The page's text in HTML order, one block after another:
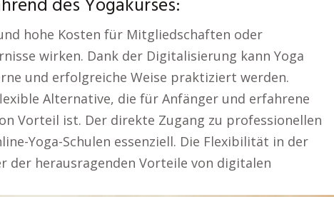
des Yogakurses:
hohe Kosten für Mitgliedschaften oder
wirken. Dank der Digitalisierung kann Yoga
und erfolgreiche Weise praktiziert werden.
Alternative, die für Anfänger und erfahrene
Vorteil ist. Der direkte Zugang zu professionellen
Yoga-Schulen essenziell. Die Flexibilität in der
der herausragenden Vorteile von digitalen